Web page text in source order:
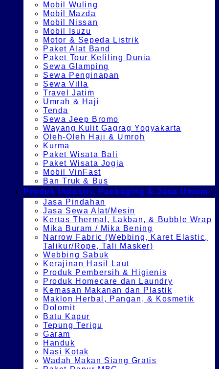
Mobil Wuling
Mobil Mazda
Mobil Nissan
Mobil Isuzu
Motor & Sepeda Listrik
Paket Alat Band
Paket Tour Keliling Dunia
Sewa Glamping
Sewa Penginapan
Sewa Villa
Travel Jatim
Umrah & Haji
Tenda
Sewa Jeep Bromo
Wayang Kulit Gagrag Yogyakarta
Oleh-Oleh Haji & Umroh
Kurma
Paket Wisata Bali
Paket Wisata Jogja
Mobil VinFast
Ban Truk & Bus
Produk Industri, Packaging & Jasa Umum
Jasa Pindahan
Jasa Sewa Alat/Mesin
Kertas Thermal, Lakban, & Bubble Wrap
Mika Buram / Mika Bening
Narrow Fabric (Webbing, Karet Elastic,
Talikur/Rope, Tali Masker)
Webbing Sabuk
Kerajinan Hasil Laut
Produk Pembersih & Higienis
Produk Homecare dan Laundry
Kemasan Makanan dan Plastik
Maklon Herbal, Pangan, & Kosmetik
Dolomit
Batu Kapur
Tepung Terigu
Garam
Handuk
Nasi Kotak
Wadah Makan Siang Gratis